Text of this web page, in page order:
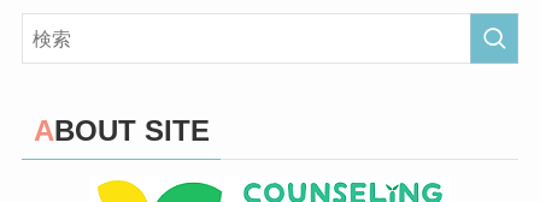
ABOUT SITE